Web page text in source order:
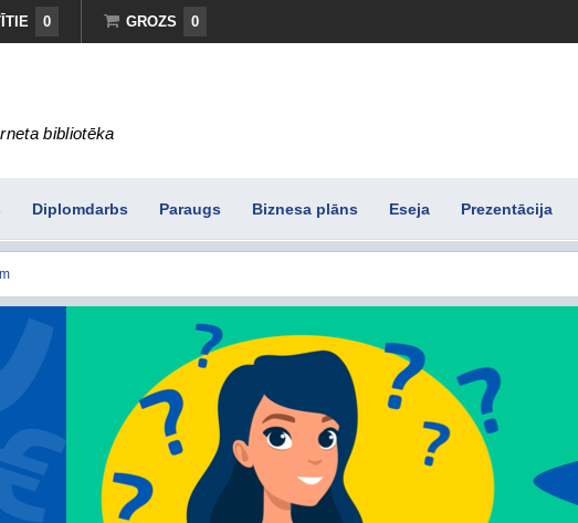
0 GROZS 0
bibliotēka
Diplomdarbs Paraugs Biznesa plāns Eseja Prezentācija